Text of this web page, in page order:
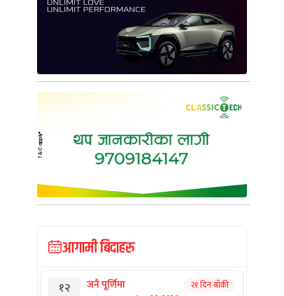
आगामी बिदाहरु
१२ जनै पूर्णिमा २१ दिन बाँकी